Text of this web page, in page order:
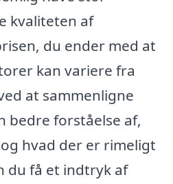
kvaliteten af
du ender med at
kan variere fra
at sammenligne
bedre forståelse af,
hvad der er rimeligt
du få et indtryk af